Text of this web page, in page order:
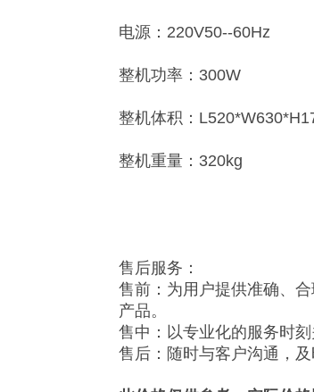
电源：220V50--60Hz
整机功率：300W
整机体积：
整机重量：320kg
售后服务：
售前：为用户提供准确、
产品。
售中：以专业化的服务时
售后：随时与客户沟通，